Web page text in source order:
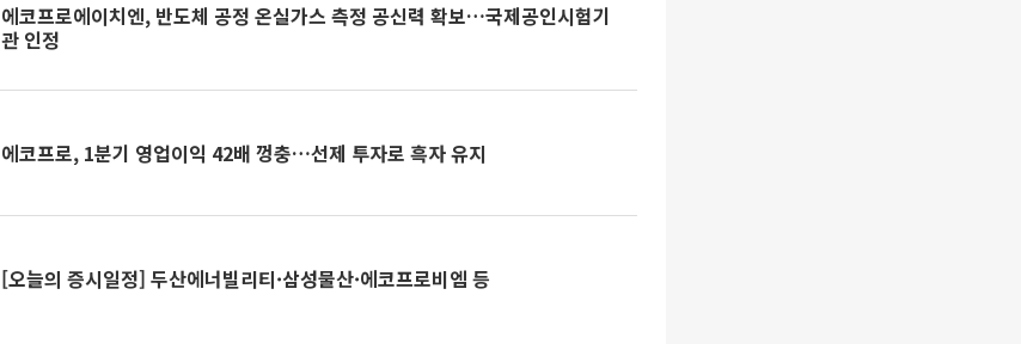
에코프로에이치엔, 반도체 공정 온실가스 측정 공신력 확보…국제공인시험기
관 인정
에코프로, 1분기 영업이익 42배 껑충…선제 투자로 흑자 유지
[오늘의 증시일정] 두산에너빌리티·삼성물산·에코프로비엠 등